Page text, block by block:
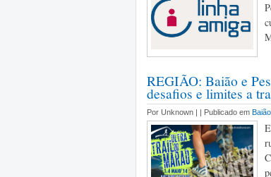
REGIÃO: Baião e
desafios e limites a
Por Unknown | | Publicado em Baião